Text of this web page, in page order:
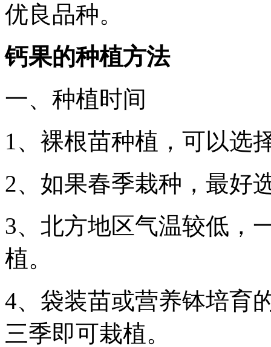
优良品种。
钙果的种植方法
一、种植时间
1、裸根苗种植，可以选
2、如果春季栽种，最好
3、北方地区气温较低，
植。
4、袋装苗或营养钵培育
三季即可栽植。